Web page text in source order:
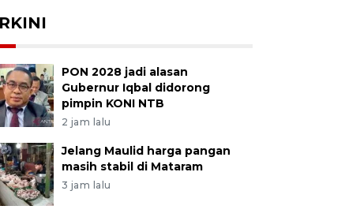
PON 2028 jadi alasan
Gubernur Iqbal didorong
pimpin KONI NTB
2 jam lalu
Jelang Maulid harga pangan
masih stabil di Mataram
3 jam lalu